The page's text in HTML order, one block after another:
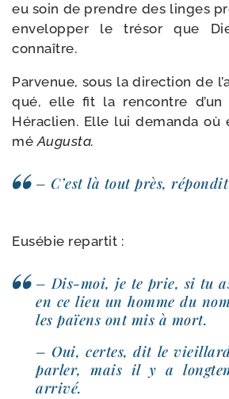
eu soin de prendre des linges
enve­lop­per le tré­sor que
connaître.
Parvenue, sous la direc­tion de
qué, elle fit la ren­contre d’un
Héraclien. Elle lui deman­da
méAugusta.
– C’est là tout près,
Eusébie repar­tit :
– Dis-​moi, je te prie, si tu
en ce lieu un homme du
les païens ont mis à mort.
– Oui, certes, dit le
par­ler, mais il y a
arrivé.